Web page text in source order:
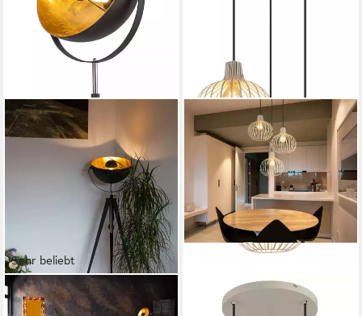
Sehr beliebt
OTTO HOME
Stehlampe Elenoire, ohne
OTTO HOME
Hängeleuchte Yannic,